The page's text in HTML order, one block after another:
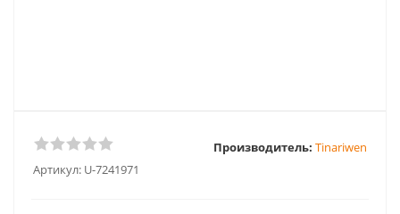
Артикул: U-7241971
Производитель: Tinariwen